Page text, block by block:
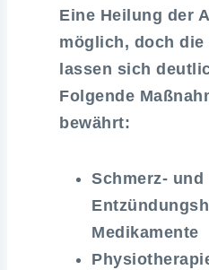
Eine Heilung der
möglich, doch die
lassen sich
Folgende
bewährt:
Schmerz- und
Medikamente